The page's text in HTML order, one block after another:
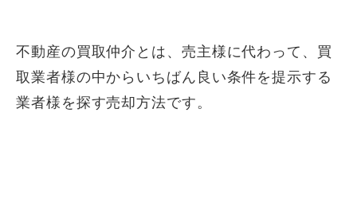
不動産の買取仲介とは、売主様に代わって、買
取業者様の中からいちばん良い条件を提示する
業者様を探す売却方法です。